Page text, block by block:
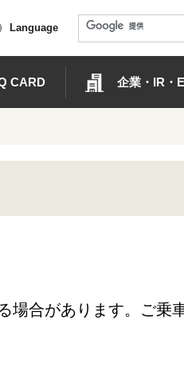
Language
CARD 企業・IR・
場合があります。ご乗